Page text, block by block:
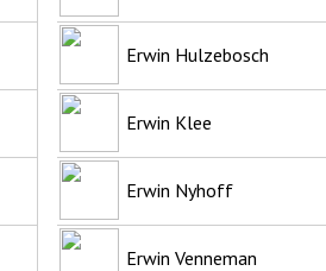
Erwin Hulzebosch
Erwin Klee
Erwin Nyhoff
Erwin Venneman